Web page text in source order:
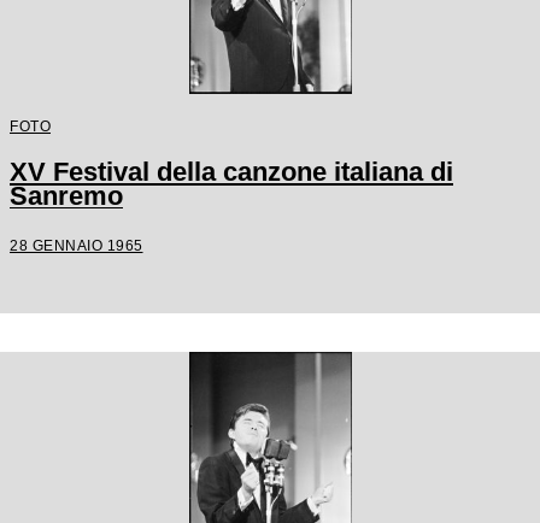
FOTO
XV Festival della canzone italiana di
Sanremo
28 GENNAIO 1965